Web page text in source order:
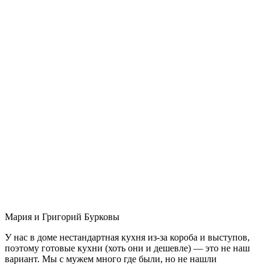
Мария и Григорий Бурковы
У нас в доме нестандартная кухня из-за короба и выступов,
поэтому готовые кухни (хоть они и дешевле) — это не наш
вариант. Мы с мужем много где были, но не нашли